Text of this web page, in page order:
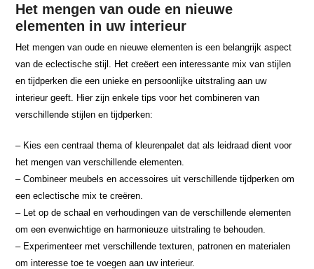
Het mengen van oude en nieuwe
elementen in uw interieur
Het mengen van oude en nieuwe elementen is een belangrijk aspect
van de eclectische stijl. Het creëert een interessante mix van stijlen
en tijdperken die een unieke en persoonlijke uitstraling aan uw
interieur geeft. Hier zijn enkele tips voor het combineren van
verschillende stijlen en tijdperken:
– Kies een centraal thema of kleurenpalet dat als leidraad dient voor
het mengen van verschillende elementen.
– Combineer meubels en accessoires uit verschillende tijdperken om
een eclectische mix te creëren.
– Let op de schaal en verhoudingen van de verschillende elementen
om een evenwichtige en harmonieuze uitstraling te behouden.
– Experimenteer met verschillende texturen, patronen en materialen
om interesse toe te voegen aan uw interieur.